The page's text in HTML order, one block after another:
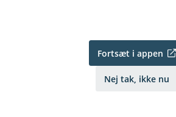
Fortsæt i appen
Nej tak, ikke nu